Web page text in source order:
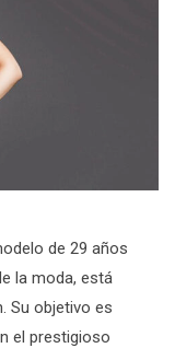
de 29 años
la moda, está
Su objetivo es
el prestigioso